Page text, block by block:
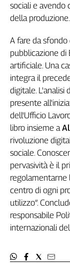
La
settimana
Girasoli
Il
Sassolino
Linea
Economica
Tech
It
Inserti
Diffusa
InFlai
Le
trasmissioni
tv
Progress
sociali e avendo
della produzione.
A fare da sfondo
pubblicazione di
artificiale. Una
integra il
digitale. L'analisi
presente
dell'Ufficio
libro insieme a
rivoluzione
sociale.
pervasività è il
regolamentarne
centro di ogni
utilizzo”.
responsabile
internazionali